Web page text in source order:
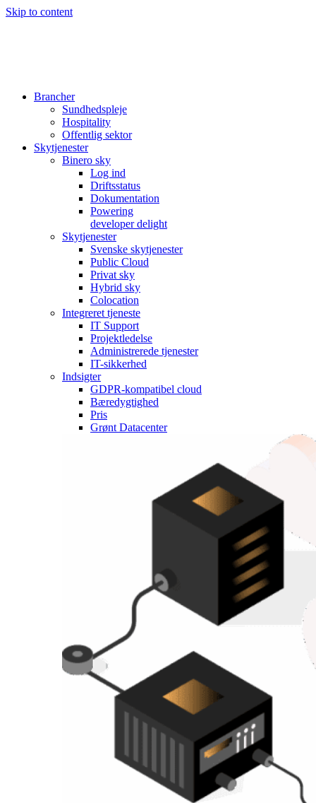
Skip to content
Brancher
Sundhedspleje
Hospitality
Offentlig sektor
Skytjenester
Binero sky
Log ind
Driftsstatus
Dokumentation
Powering
developer delight
Skytjenester
Svenske skytjenester
Public Cloud
Privat sky
Hybrid sky
Colocation
Integreret tjeneste
IT Support
Projektledelse
Administrerede tjenester
IT-sikkerhed
Indsigter
GDPR-kompatibel cloud
Bæredygtighed
Pris
Grønt Datacenter